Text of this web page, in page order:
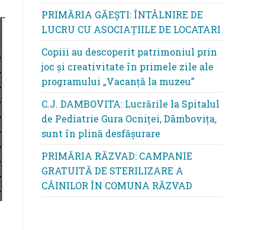
PRIMĂRIA GĂEȘTI: ÎNTÂLNIRE DE
LUCRU CU ASOCIAȚIILE DE LOCATARI
Copiii au descoperit patrimoniul prin
joc și creativitate în primele zile ale
programului „Vacanță la muzeu”
C.J. DAMBOVITA: Lucrările la Spitalul
de Pediatrie Gura Ocniței, Dâmbovița,
sunt în plină desfășurare
PRIMĂRIA RĂZVAD: CAMPANIE
GRATUITĂ DE STERILIZARE A
CÂINILOR ÎN COMUNA RĂZVAD